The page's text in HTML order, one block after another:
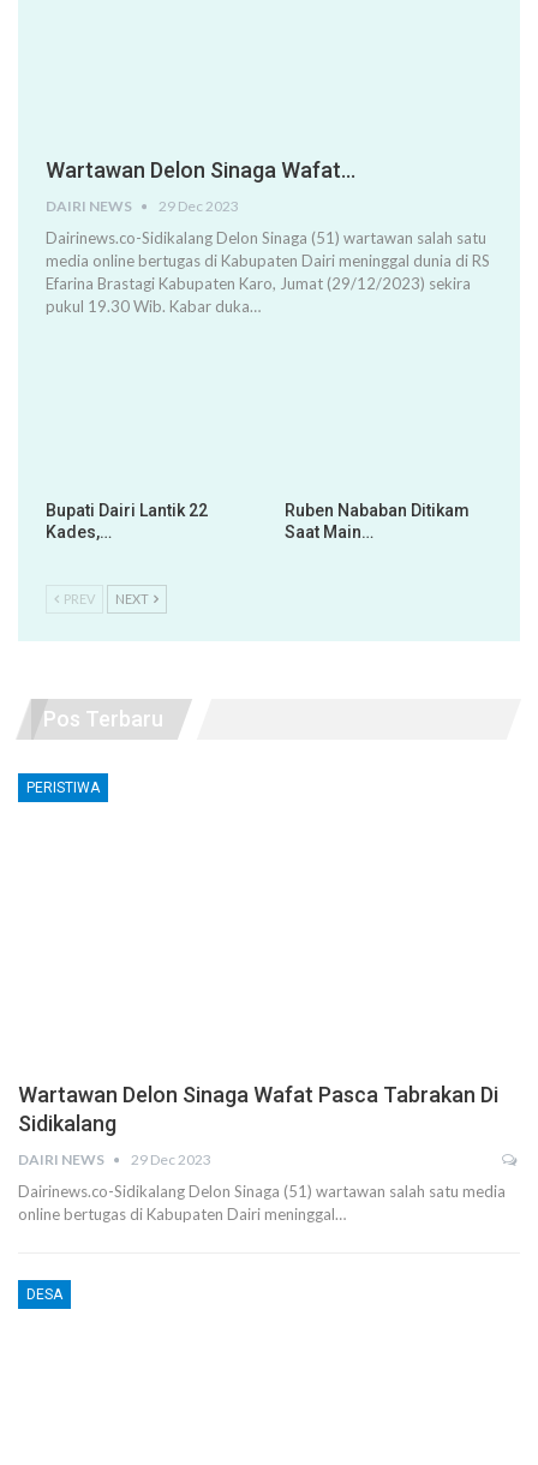
Wartawan Delon Sinaga Wafat…
DAIRI NEWS 29 Dec 2023
Dairinews.co-Sidikalang Delon Sinaga (51) wartawan salah satu
media online bertugas di Kabupaten Dairi meninggal dunia di RS
Efarina Brastagi Kabupaten Karo, Jumat (29/12/2023) sekira
pukul 19.30 Wib. Kabar duka…
Bupati Dairi Lantik 22
Kades,…
Ruben Nababan Ditikam
Saat Main…
PREV NEXT
Pos Terbaru
PERISTIWA
Wartawan Delon Sinaga Wafat Pasca Tabrakan Di
Sidikalang
DAIRI NEWS 29 Dec 2023
Dairinews.co-Sidikalang Delon Sinaga (51) wartawan salah satu media
online bertugas di Kabupaten Dairi meninggal…
DESA